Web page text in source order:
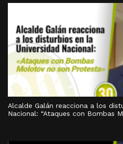
Alcalde Galán reacciona a los
Nacional: “Ataques con Bombas